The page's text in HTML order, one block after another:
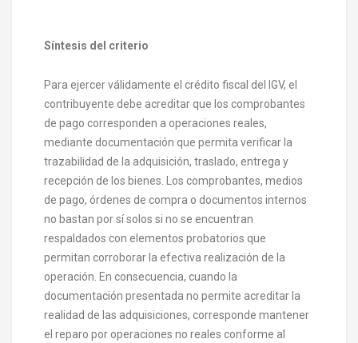
Síntesis del criterio
Para ejercer válidamente el crédito fiscal del IGV, el
contribuyente debe acreditar que los comprobantes
de pago corresponden a operaciones reales,
mediante documentación que permita verificar la
trazabilidad de la adquisición, traslado, entrega y
recepción de los bienes. Los comprobantes, medios
de pago, órdenes de compra o documentos internos
no bastan por sí solos si no se encuentran
respaldados con elementos probatorios que
permitan corroborar la efectiva realización de la
operación. En consecuencia, cuando la
documentación presentada no permite acreditar la
realidad de las adquisiciones, corresponde mantener
el reparo por operaciones no reales conforme al